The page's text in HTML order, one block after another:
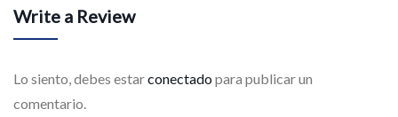
Write a Review
Lo siento, debes estarconectadopara publicar un
comentario.